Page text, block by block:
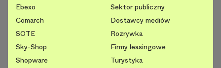
Ebexo
Comarch
SOTE
Sky-Shop
Shopware
Sektor publiczny
Dostawcy mediów
Rozrywka
Firmy leasingowe
Turystyka